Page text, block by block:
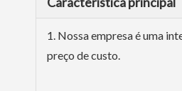
1. Nossa empresa é uma
preço de custo.